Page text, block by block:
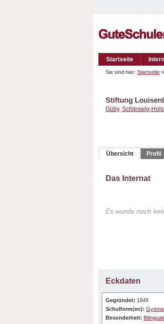
Startseite
Sie sind hier: Startseite »
Stiftung
Güby, Schleswig-
Übersicht Profil
Das Internat
Es wurde noch
Eckdaten
Gegründet: 1949
Schulform(en):
Besonderheit: